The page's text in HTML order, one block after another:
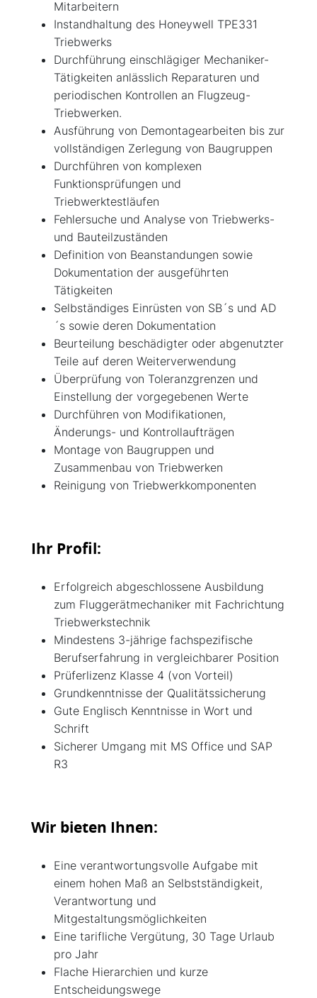
Mitarbeitern
Instandhaltung des Honeywell TPE331
Triebwerks
Durchführung einschlägiger Mechaniker-
Tätigkeiten anlässlich Reparaturen und
periodischen Kontrollen an Flugzeug-
Triebwerken.
Ausführung von Demontagearbeiten bis zur
vollständigen Zerlegung von Baugruppen
Durchführen von komplexen
Funktionsprüfungen und
Triebwerktestläufen
Fehlersuche und Analyse von Triebwerks-
und Bauteilzuständen
Definition von Beanstandungen sowie
Dokumentation der ausgeführten
Tätigkeiten
Selbständiges Einrüsten von SB´s und AD
´s sowie deren Dokumentation
Beurteilung beschädigter oder abgenutzter
Teile auf deren Weiterverwendung
Überprüfung von Toleranzgrenzen und
Einstellung der vorgegebenen Werte
Durchführen von Modifikationen,
Änderungs- und Kontrollaufträgen
Montage von Baugruppen und
Zusammenbau von Triebwerken
Reinigung von Triebwerkkomponenten
Ihr Profil:
Erfolgreich abgeschlossene Ausbildung
zum Fluggerätmechaniker mit Fachrichtung
Triebwerkstechnik
Mindestens 3-jährige fachspezifische
Berufserfahrung in vergleichbarer Position
Prüferlizenz Klasse 4 (von Vorteil)
Grundkenntnisse der Qualitätssicherung
Gute Englisch Kenntnisse in Wort und
Schrift
Sicherer Umgang mit MS Office und SAP
R3
Wir bieten Ihnen:
Eine verantwortungsvolle Aufgabe mit
einem hohen Maß an Selbstständigkeit,
Verantwortung und
Mitgestaltungsmöglichkeiten
Eine tarifliche Vergütung, 30 Tage Urlaub
pro Jahr
Flache Hierarchien und kurze
Entscheidungswege